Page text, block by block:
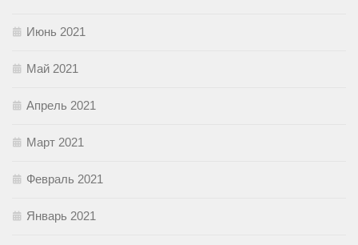
Июнь 2021
Май 2021
Апрель 2021
Март 2021
Февраль 2021
Январь 2021